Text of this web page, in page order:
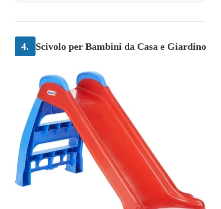
4. Scivolo per Bambini da Casa e Giardino